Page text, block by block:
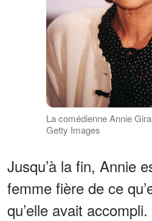
La comédienne Annie
Getty Images
Jusqu’à la fin, Annie
femme fière de ce
qu’elle avait